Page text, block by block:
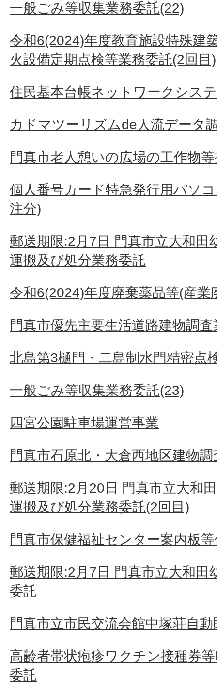
一般ごみ等収集業務委託(22)
令和6(2024)年度教育施設特殊建
火設備定期点検等業務委託(2回目)
住民基本台帳ネットワークシス
カドマツーリズムde人流データ
門真市老人憩いの広場の工作物
個人番号カード特急発行用パソ
注分)
郵送期限:2月7日 門真市立大和田
運搬及び処分業務委託
令和6(2024)年度廃棄薬品等(産業
門真市優先主要生活道路建物調
北島第3樋門・二島制水門精密点
一般ごみ等収集業務委託(23)
四宮公園駐車場運営事業
門真市石原北・大倉西地区建物
郵送期限:2月20日 門真市立大和
運搬及び処分業務委託(2回目)
門真市保健福祉センター案内板
郵送期限:2月7日 門真市立大和田
委託
門真市立市民交流会館中塚荘自
高齢者帯状疱疹ワクチン接種券
委託